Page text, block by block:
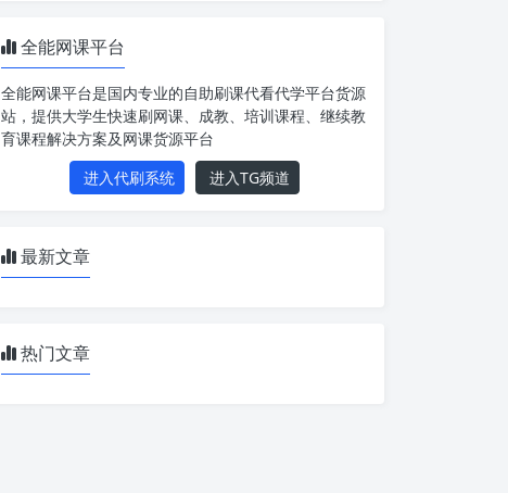
全能网课平台
全能网课平台是国内专业的自助刷课代看代学平台货源
站，提供大学生快速刷网课、成教、培训课程、继续教
育课程解决方案及网课货源平台
进入代刷系统
进入TG频道
最新文章
热门文章